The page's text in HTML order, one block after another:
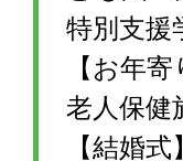
特別支援
【お年
老人保健
【結婚